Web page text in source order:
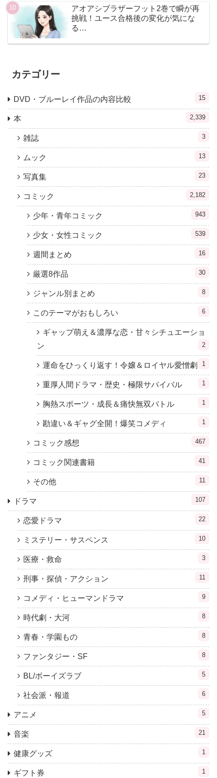
アオアシブラザーフット2巻で瞬が再
挑戦！ユース合格後の変化が気にな
る…
カテゴリー
DVD・ブルーレイ作品の内容比較 15
本 2,339
雑誌 3
ムック 13
写真集 23
コミック 2,182
少年・青年コミック 943
少女・女性コミック 539
週間まとめ 16
厳選8作品 30
ジャンル別まとめ 8
このテーマがおもしろい 6
ギャップ萌え＆濃厚な恋・甘々シチュエーショ
ン
2
運命をひっくり返す！令嬢＆ロイヤル愛憎劇 1
重厚人間ドラマ・歴史・極限サバイバル 1
胸熱スポーツ・成長＆痛快無双バトル 1
勘違い＆ギャグ全開！爆笑コメディ 1
コミック感想 467
コミック関連書籍 41
その他 11
ドラマ 107
恋愛ドラマ 22
ミステリー・サスペンス 10
医療・救命 3
刑事・探偵・アクション 11
コメディ・ヒューマンドラマ 9
時代劇・大河 8
青春・学園もの 8
ファンタジー・SF 8
BL/ボーイズラブ 5
社会派・報道 6
アニメ 5
音楽 21
健康グッズ 1
ギフト券 1